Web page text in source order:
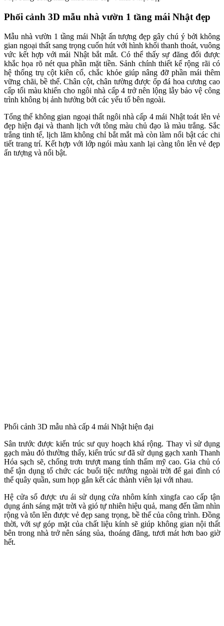
Phối cảnh 3D mẫu nhà vườn 1 tầng mái Nhật đẹp
Mẫu nhà vườn 1 tầng mái Nhật ấn tượng đẹp gây chú ý bởi không
gian ngoại thất sang trọng cuốn hút với hình khối thanh thoát, vuông
vức kết hợp với mái Nhật bắt mắt. Có thể thấy sự đăng đối được
khắc họa rõ nét qua phần mặt tiền. Sảnh chính thiết kế rộng rãi có
hệ thống trụ cột kiên cố, chắc khỏe giúp nâng đỡ phần mái thêm
vững chãi, bề thế. Chân cột, chân tường được ốp đá hoa cương cao
cấp tối màu khiến cho ngôi nhà cấp 4 trở nên lộng lẫy bảo vệ công
trình không bị ảnh hưởng bởi các yếu tố bên ngoài.
Tổng thể không gian ngoại thất ngôi nhà cấp 4 mái Nhật toát lên vẻ
đẹp hiện đại và thanh lịch với tông màu chủ đạo là màu trắng. Sắc
trắng tinh tế, lịch lãm không chỉ bắt mắt mà còn làm nổi bật các chi
tiết trang trí. Kết hợp với lớp ngói màu xanh lại càng tôn lên vẻ đẹp
ấn tượng và nổi bật.
Phối cảnh 3D mẫu nhà cấp 4 mái Nhật hiện đại
Sân trước được kiến trúc sư quy hoạch khá rộng. Thay vì sử dụng
gạch màu đỏ thường thấy, kiến trúc sư đã sử dụng gạch xanh Thanh
Hóa sạch sẽ, chống trơn trượt mang tính thẩm mỹ cao. Gia chủ có
thể tận dụng tổ chức các buổi tiệc nướng ngoài trời để gai đình có
thể quây quần, sum họp gắn kết các thành viên lại với nhau.
Hệ cửa sổ được ưu ái sử dụng cửa nhôm kính xingfa cao cấp tận
dụng ánh sáng mặt trời và gió tự nhiên hiệu quả, mang đến tầm nhìn
rộng và tôn lên được vẻ đẹp sang trọng, bề thế của công trình. Đồng
thời, với sự góp mặt của chất liệu kính sẽ giúp không gian nội thất
bên trong nhà trở nên sáng sủa, thoáng đãng, tươi mát hơn bao giờ
hết.